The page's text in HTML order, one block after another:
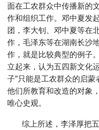
面在工农群众中传播新的
作和组织工作。邓中夏发
团，李大钊、邓中夏等在
作，毛泽东等在湖南长沙
作，就是比较典型的例子
立起来，认为五四新文化
子”只能是工农群众的启
他们所教育和改造的对象
唯心史观。
综上所述，李泽厚把